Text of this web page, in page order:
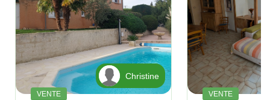
Christine
VENTE VENTE